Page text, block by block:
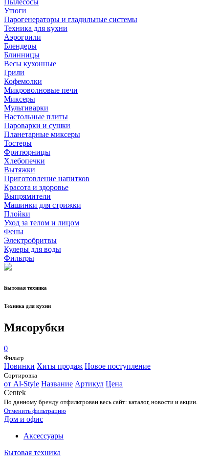
Пылесосы
Утюги
Парогенераторы и гладильные системы
Техника для кухни
Аэрогрили
Блендеры
Блинницы
Весы кухонные
Грили
Кофемолки
Микроволновые печи
Миксеры
Мультиварки
Настольные плиты
Пароварки и сушки
Планетарные миксеры
Тостеры
Фритюрницы
Хлебопечки
Вытяжки
Приготовление напитков
Красота и здоровье
Выпрямители
Машинки для стрижки
Плойки
Уход за телом и лицом
Фены
Электробритвы
Кулеры для воды
Фильтры
Бытовая техника
Техника для кухни
Мясорубки
0
Фильтр
Новинки Хиты продаж Новое поступление
Сортировка
от Al-Style Название Артикул Цена
Centek
По данному бренду отфильтрован весь сайт: каталог, новости и акции.
Отменить фильтрацию
Дом и офис
Аксессуары
Бытовая техника